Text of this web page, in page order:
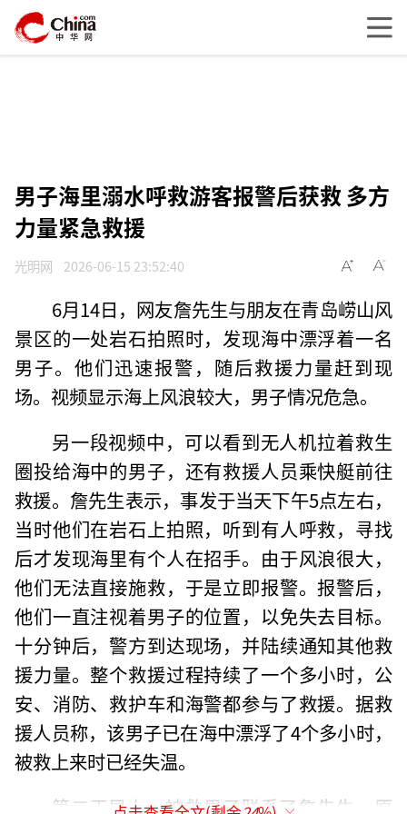
男子海里溺水呼救游客报警后获救 多方
力量紧急救援
光明网 2026-06-15 23:52:40
6月14日，网友詹先生与朋友在青岛崂山风
景区的一处岩石拍照时，发现海中漂浮着一名
男子。他们迅速报警，随后救援力量赶到现
场。视频显示海上风浪较大，男子情况危急。
另一段视频中，可以看到无人机拉着救生
圈投给海中的男子，还有救援人员乘快艇前往
救援。詹先生表示，事发于当天下午5点左右，
当时他们在岩石上拍照，听到有人呼救，寻找
后才发现海里有个人在招手。由于风浪很大，
他们无法直接施救，于是立即报警。报警后，
他们一直注视着男子的位置，以免失去目标。
十分钟后，警方到达现场，并陆续通知其他救
援力量。整个救援过程持续了一个多小时，公
安、消防、救护车和海警都参与了救援。据救
援人员称，该男子已在海中漂浮了4个多小时，
被救上来时已经失温。
第二天早上，被救男子联系了詹先生。原